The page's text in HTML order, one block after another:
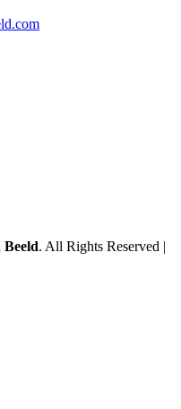
Beeld. All Rights Reserved |